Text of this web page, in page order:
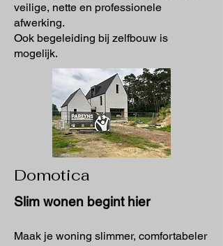
veilige, nette en professionele
afwerking.
Ook begeleiding bij zelfbouw is
mogelijk.
Domotica
Slim wonen begint hier
Maak je woning slimmer, comfortabeler